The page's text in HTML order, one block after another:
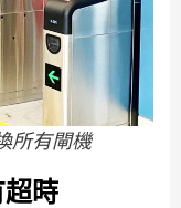
所有閘機
時